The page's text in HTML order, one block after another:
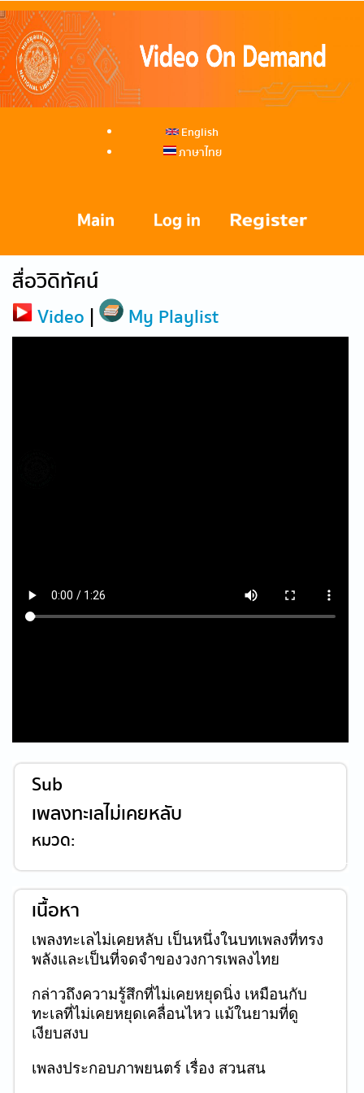
English
ภาษาไทย
สื่อวิดิทัศน์
Video | My Playlist
Sub
เพลงทะเลไม่เคยหลับ
หมวด:
เนื้อหา
เพลงทะเลไม่เคยหลับ เป็นหนึ่งในบทเพลงที่ทรง
พลังและเป็นที่จดจำของวงการเพลงไทย
กล่าวถึงความรู้สึกที่ไม่เคยหยุดนิ่ง เหมือนกับ
ทะเลที่ไม่เคยหยุดเคลื่อนไหว แม้ในยามที่ดู
เงียบสงบ
เพลงประกอบภาพยนตร์ เรื่อง สวนสน